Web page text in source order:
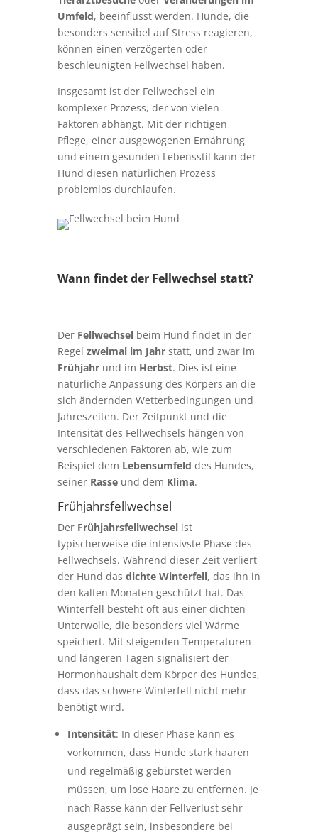
Umfeld, beeinflusst werden. Hunde, die
besonders sensibel auf Stress reagieren,
können einen verzögerten oder
beschleunigten Fellwechsel haben.
Insgesamt ist der Fellwechsel ein
komplexer Prozess, der von vielen
Faktoren abhängt. Mit der richtigen
Pflege, einer ausgewogenen Ernährung
und einem gesunden Lebensstil kann der
Hund diesen natürlichen Prozess
problemlos durchlaufen.
Wann findet der Fellwechsel statt?
Der Fellwechselbeim Hund findet in der
Regel zweimal im Jahrstatt, und zwar im
Frühjahrund im Herbst. Dies ist eine
natürliche Anpassung des Körpers an die
sich ändernden Wetterbedingungen und
Jahreszeiten. Der Zeitpunkt und die
Intensität des Fellwechsels hängen von
verschiedenen Faktoren ab, wie zum
Beispiel dem Lebensumfeld des Hundes,
seiner Rasseund dem Klima.
Frühjahrsfellwechsel
Der Frühjahrsfellwechselist
typischerweise die intensivste Phase des
Fellwechsels. Während dieser Zeit verliert
der Hund das dichte Winterfell, das ihn in
den kalten Monaten geschützt hat. Das
Winterfell besteht oft aus einer dichten
Unterwolle, die besonders viel Wärme
speichert. Mit steigenden Temperaturen
und längeren Tagen signalisiert der
Hormonhaushalt dem Körper des Hundes,
dass das schwere Winterfell nicht mehr
benötigt wird.
Intensität: In dieser Phase kann es
vorkommen, dass Hunde stark haaren
und regelmäßig gebürstet werden
müssen, um lose Haare zu entfernen. Je
nach Rasse kann der Fellverlust sehr
ausgeprägt sein, insbesondere bei